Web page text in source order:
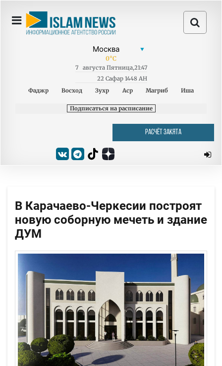
0°C
7 августа Пятница,21:47
22 Сафар 1448 AH
Фаджр
Восход Зухр Аср Магриб Иша
Подписаться на расписание
РАСЧЁТ ЗАКЯТА
В Карачаево-Черкесии построят
новую соборную мечеть и здание
ДУМ